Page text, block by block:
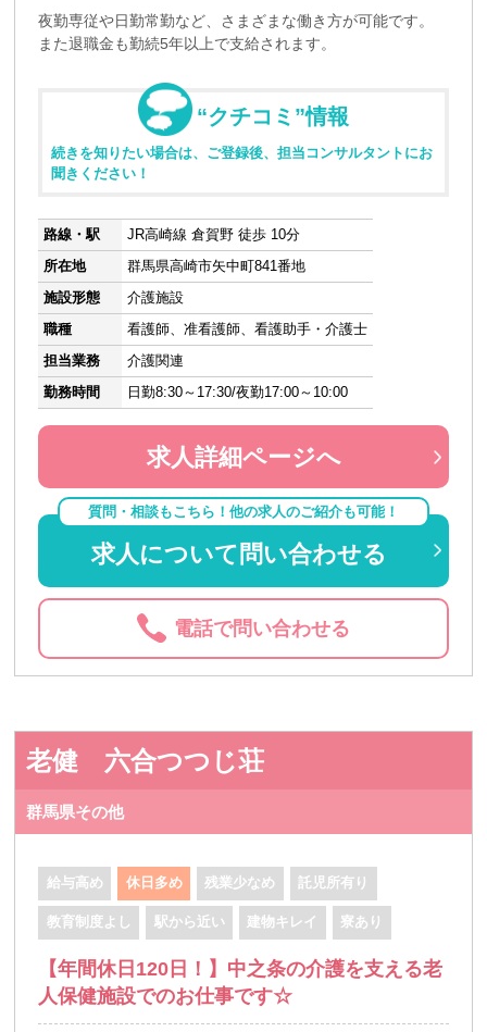
夜勤専従や日勤常勤など、さまざまな働き方が可能です。
また退職金も勤続5年以上で支給されます。
“クチコミ”情報
続きを知りたい場合は、ご登録後、担当コンサルタントにお
聞きください！
路線・駅
JR高崎線 倉賀野 徒歩 10分
所在地
群馬県高崎市矢中町841番地
施設形態
介護施設
職種
看護師、准看護師、看護助手・介護士
担当業務
介護関連
勤務時間
日勤8:30～17:30/夜勤17:00～10:00
求人詳細ページへ
質問・相談もこちら！他の求人のご紹介も可能！
求人について問い合わせる
電話で問い合わせる
老健 六合つつじ荘
群馬県その他
給与高め 休日多め 残業少なめ 託児所有り
教育制度よし 駅から近い 建物キレイ 寮あり
【年間休日120日！】中之条の介護を支える老
人保健施設でのお仕事です☆